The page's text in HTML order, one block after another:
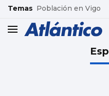
common.go-to-content
Temas Población en Vigo
header.menu.open